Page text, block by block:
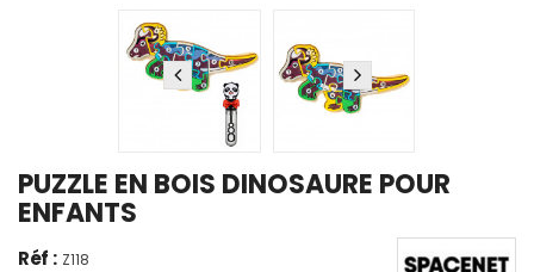
PUZZLE EN BOIS DINOSAURE POUR
ENFANTS
Réf : Z118